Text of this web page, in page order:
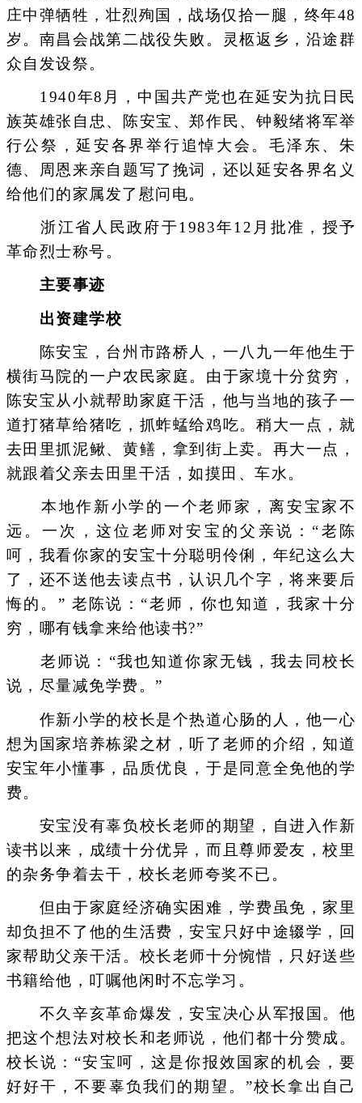
庄中弹牺牲，壮烈殉国，战场仅拾一腿，终年48
岁。南昌会战第二战役失败。灵柩返乡，沿途群
众自发设祭。
1940年8月，中国共产党也在延安为抗日民
族英雄张自忠、陈安宝、郑作民、钟毅绪将军举
行公祭，延安各界举行追悼大会。毛泽东、朱
德、周恩来亲自题写了挽词，还以延安各界名义
给他们的家属发了慰问电。
浙江省人民政府于1983年12月批准，授予
革命烈士称号。
主要事迹
出资建学校
陈安宝，台州市路桥人，一八九一年他生于
横街马院的一户农民家庭。由于家境十分贫穷，
陈安宝从小就帮助家庭干活，他与当地的孩子一
道打猪草给猪吃，抓蚱蜢给鸡吃。稍大一点，就
去田里抓泥鳅、黄鳝，拿到街上卖。再大一点，
就跟着父亲去田里干活，如摸田、车水。
本地作新小学的一个老师家，离安宝家不
远。一次，这位老师对安宝的父亲说：“老陈
呵，我看你家的安宝十分聪明伶俐，年纪这么大
了，还不送他去读点书，认识几个字，将来要后
悔的。” 老陈说：“老师，你也知道，我家十分
穷，哪有钱拿来给他读书?”
老师说：“我也知道你家无钱，我去同校长
说，尽量减免学费。”
作新小学的校长是个热道心肠的人，他一心
想为国家培养栋梁之材，听了老师的介绍，知道
安宝年小懂事，品质优良，于是同意全免他的学
费。
安宝没有辜负校长老师的期望，自进入作新
读书以来，成绩十分优异，而且尊师爱友，校里
的杂务争着去干，校长老师夸奖不已。
但由于家庭经济确实困难，学费虽免，家里
却负担不了他的生活费，安宝只好中途辍学，回
家帮助父亲干活。校长老师十分惋惜，只好送些
书籍给他，叮嘱他闲时不忘学习。
不久辛亥革命爆发，安宝决心从军报国。他
把这个想法对校长和老师说，他们都十分赞成。
校长说：“安宝呵，这是你报效国家的机会，要
好好干，不要辜负我们的期望。”校长拿出自己